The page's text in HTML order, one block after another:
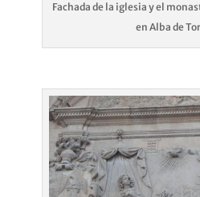
Fachada de la iglesia y el
en Alba de